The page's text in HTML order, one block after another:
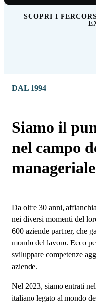
SCOPRI I
DAL 1994
Siamo il
nel campo
Da oltre 30 anni,
nei diversi momenti del
600 aziende partner, che
mondo del lavoro. Ecco
sviluppare competenze
aziende.
Nel 2023, siamo entrati
italiano legato al mondo